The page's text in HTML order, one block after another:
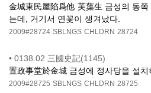
金城東民屋陷爲他 芙蕖生 금성의 동
는데, 거기서 연꽃이 생겨났다.
2009#28724 SBLNGS CHLDRN 28724
• 0138.02 三國史記(1145)
置政事堂於金城 금성에 정사당을 설치
2009#28725 SBLNGS CHLDRN 28725